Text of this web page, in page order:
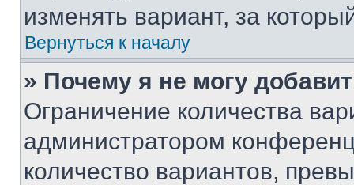
изменять вариант, за
Вернуться к началу
» Почему я не могу
Ограничение количества
администратором
количество вариантов,